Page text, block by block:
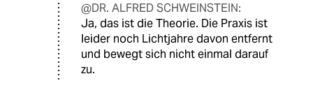
@DR. ALFRED SCHWEINSTEIN:
Ja, das ist die Theorie. Die Praxis ist
leider noch Lichtjahre davon entfernt
und bewegt sich nicht einmal darauf
zu.